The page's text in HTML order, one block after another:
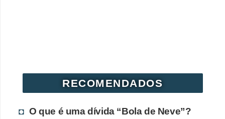
RECOMENDADOS
O que é uma dívida “Bola de Neve”?